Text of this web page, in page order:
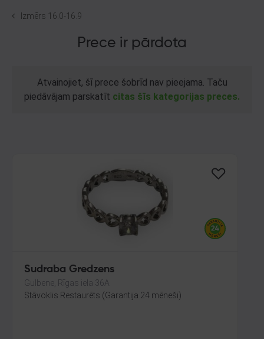
Izmērs 16.0-16.9
Prece ir pārdota
Atvainojiet, šī prece šobrīd nav pieejama. Taču
piedāvājam parskatīt citas šīs kategorijas preces.
Sudraba Gredzens
Gulbene, Rīgas iela 36A
Stāvoklis Restaurēts (Garantija 24 mēneši)